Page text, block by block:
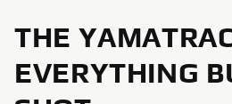
THE
EVERYTHING